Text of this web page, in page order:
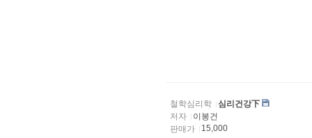
철학심리학
심리건강下
저자
이봉건
판매가
15,000